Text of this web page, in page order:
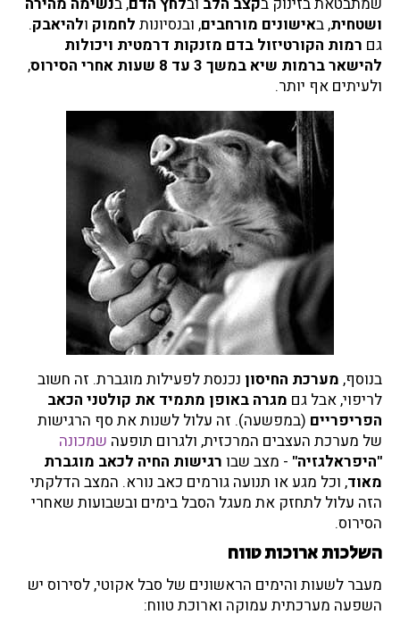
ושטחית, באישונים מורחבים, ובנסיונות לחמוק ולהיאבק.
גם רמות הקורטיזול בדם מזנקות דרמטית ויכולות
להישאר ברמות שיא במשך 3 עד 8 שעות אחרי הסירוס
,
ולעיתים אף יותר.
בנוסף, מערכת החיסון נכנסת לפעילות מוגברת. זה חשוב
לריפוי, אבל גם מגרה באופן מתמיד את קולטני הכאב
הפריפריים (במפשעה). זה עלול לשנות את סף הרגישות
של מערכת העצבים המרכזית, ולגרום תופעה שמכונה
"היפראלגזיה" - מצב שבו רגישות החיה לכאב מוגברת
מאוד, וכל מגע או תנועה גורמים כאב נורא. המצב הדלקתי
הזה עלול לתחזק את מעגל הסבל בימים ובשבועות שאחרי
הסירוס.
השלכות ארוכות טווח
מעבר לשעות והימים הראשונים של סבל אקוטי, לסירוס יש
השפעה מערכתית עמוקה וארוכת טווח: